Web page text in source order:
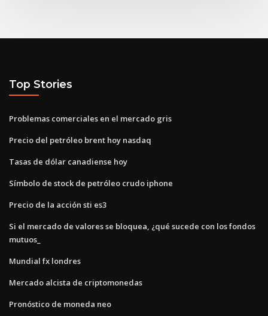
Top Stories
Problemas comerciales en el mercado gris
Precio del petróleo brent hoy nasdaq
Tasas de dólar canadiense hoy
Símbolo de stock de petróleo crudo iphone
Precio de la acción sti es3
Si el mercado de valores se bloquea, ¿qué sucede con los fondos
mutuos_
Mundial fx londres
Mercado alcista de criptomonedas
Pronóstico de moneda neo